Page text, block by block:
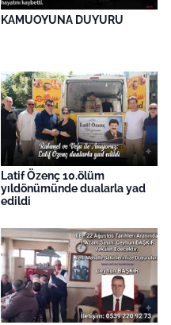
KAMUOYUNA DUYURU
Latif Özenç 10.ölüm
yıldönümünde dualarla yad
edildi